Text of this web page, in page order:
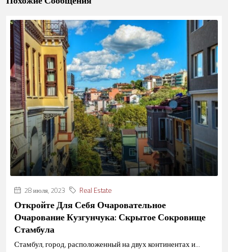
28 июля, 2023 Real Estate
Откройте Для Себя Очаровательное
Очарование Кузгунчука: Скрытое Сокровище
Стамбула
Стамбул, город, расположенный на двух континентах и...